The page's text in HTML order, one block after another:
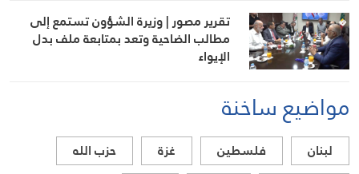
تقرير مصور | وزيرة الشؤون تستمع إلى
مطالب الضاحية وتعد بمتابعة ملف بدل
الإيواء
مواضيع ساخنة
لبنان فلسطين غزة
حزب الله